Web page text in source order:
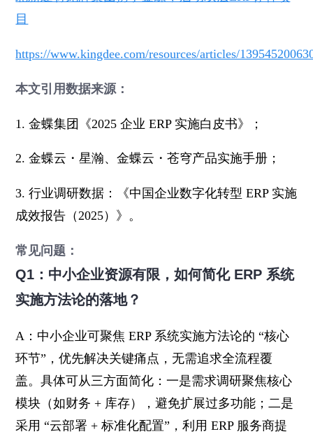
目
https://www.kingdee.com/resources/articles/
本文引用数据来源：
1. 金蝶集团《2025 企业 ERP 实施白皮书》；
2. 金蝶云・星瀚、金蝶云・苍穹产品实施手册；
3. 行业调研数据：《中国企业数字化转型 ERP 实施
成效报告（2025）》。
常见问题：
Q1：中小企业资源有限，如何简化 ERP 系统
实施方法论的落地？
A：中小企业可聚焦 ERP 系统实施方法论的 “核心
环节”，优先解决关键痛点，无需追求全流程覆
盖。具体可从三方面简化：一是需求调研聚焦核心
模块（如财务 + 库存），避免扩展过多功能；二是
采用 “云部署 + 标准化配置”，利用 ERP 服务商提